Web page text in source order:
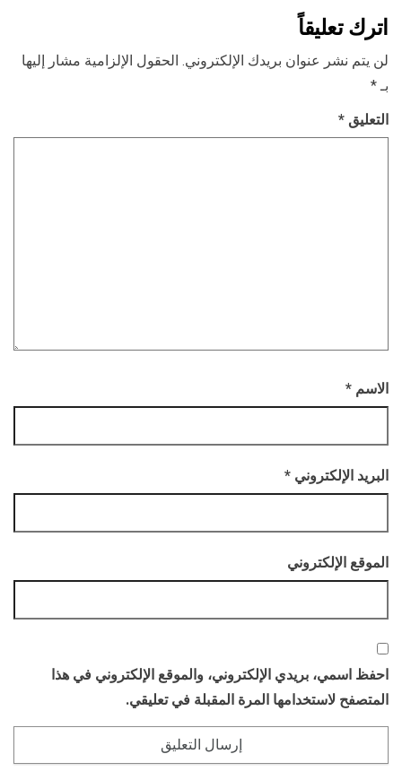
اترك تعليقاً
لن يتم نشر عنوان بريدك الإلكتروني. الحقول الإلزامية مشار إليها
بـ*
التعليق *
الاسم *
البريد الإلكتروني *
الموقع الإلكتروني
احفظ اسمي، بريدي الإلكتروني، والموقع الإلكتروني في هذا
المتصفح لاستخدامها المرة المقبلة في تعليقي.